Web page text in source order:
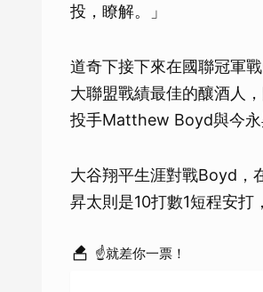
投，瞭解。」
道奇下接下來在國聯冠軍
大聯盟戰績最佳的釀酒人
投手Matthew Boyd與今永
大谷翔平生涯對戰Boyd，
昇太則是10打數1短程安打
☝就差你一票！